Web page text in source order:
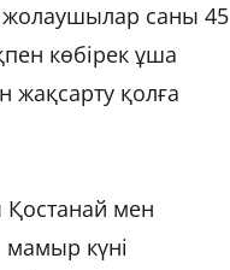
жолаушылар саны 45
көбірек ұша
жақсарту қолға
мен
күні